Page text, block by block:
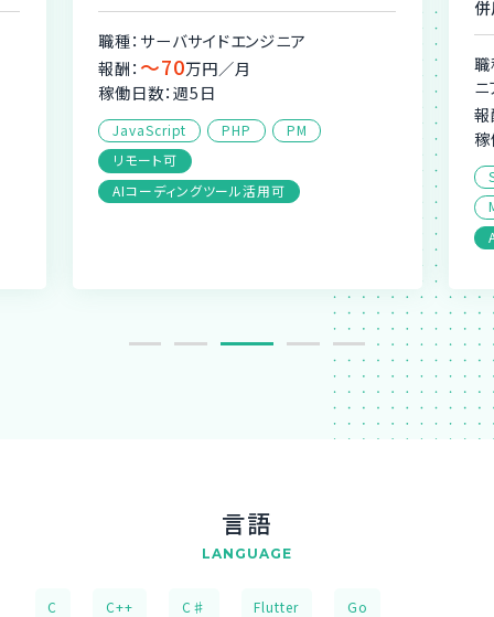
職種：サーバサイドエンジニア
報酬： 〜70万円／月
稼働日数：週5日
JavaScript PHP
PM
リモート可
AIコーディングツール活用可
職
報
言語
LANGUAGE
C C++ C♯ Flutter Go